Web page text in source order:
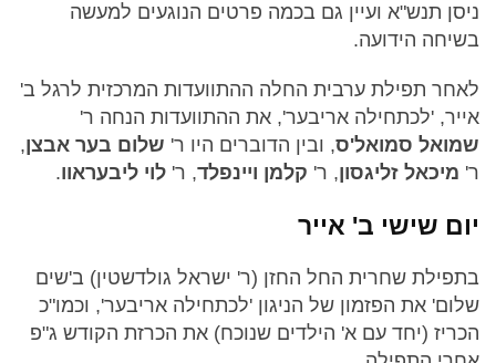
ניסן תנש"א ועיין גם בכמה פרטים הנוגעים למעשה
בשיחה הידועה.
לאחר תפילת ערבית החלה ההתוועדות המרכזית לרגל ב'
אייר, 'לכתחילה אריבער', את ההתוועדות הנחה ר'
שמואל סמואל'ס, ובין הדוברים היו ר' שלום בער אבצן,
ר' מיכאל זליגסון, ר' קלמן ויינפלד, ר' לוי ליבעראוו.
יום שישי ב' אייר
בתפילת שחרית החל החזן (ר' ישראל גולדשטין) ב'שים
שלום' את הפזמון של הניגון 'לכתחילה אריבער', וכמו"כ
הכריז (יחד עם א' הילדים שנוכח) את הכרזת הקודש ג"פ